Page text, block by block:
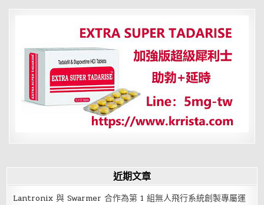
法
擬
「刪
除
兄
弟
姊
妹
特
留
分」
可
分
產
近期文章
Lantronix 與 Swarmer 合作為第 1 組無人飛行系統創製專屬運